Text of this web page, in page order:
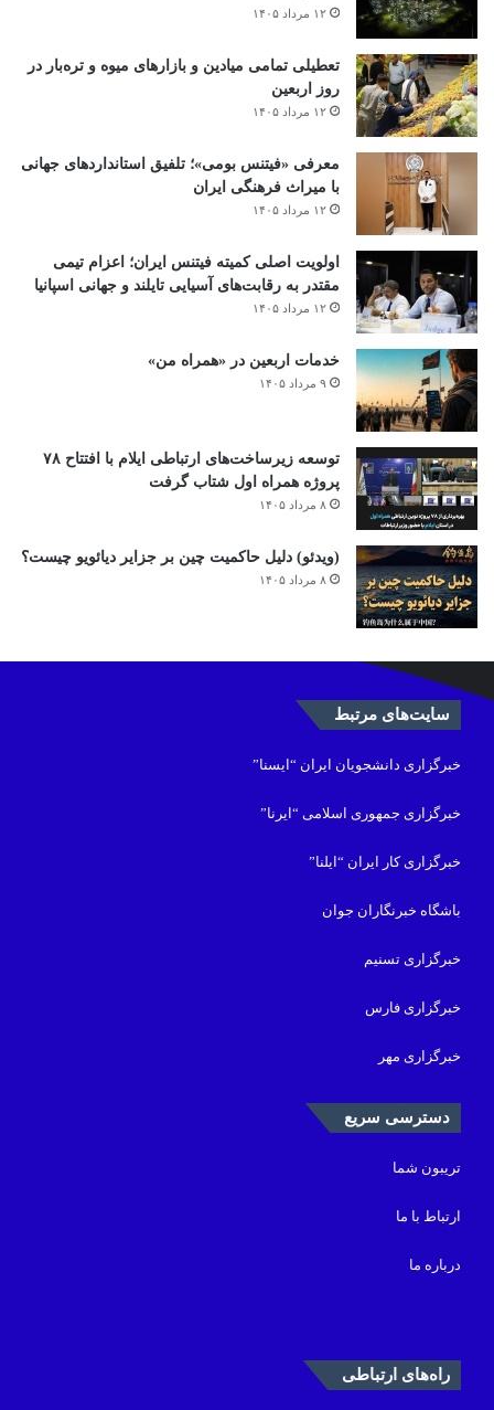
۱۲ مرداد ۱۴۰۵
تعطیلی تمامی میادین و بازارهای میوه و تره‌بار در
روز اربعین
۱۲ مرداد ۱۴۰۵
معرفی «فیتنس بومی»؛ تلفیق استانداردهای جهانی
با میراث فرهنگی ایران
۱۲ مرداد ۱۴۰۵
اولویت اصلی کمیته فیتنس ایران؛ اعزام تیمی
مقتدر به رقابت‌های آسیایی تایلند و جهانی اسپانیا
۱۲ مرداد ۱۴۰۵
خدمات اربعین در «همراه من»
۹ مرداد ۱۴۰۵
توسعه زیرساخت‌های ارتباطی ایلام با افتتاح ۷۸
پروژه همراه اول شتاب گرفت
۸ مرداد ۱۴۰۵
(ویدئو) دلیل حاکمیت چین بر جزایر دیائویو چیست؟
۸ مرداد ۱۴۰۵
سایت‌های مرتبط
خبرگزاری دانشجویان ایران “ایسنا”
خبرگزاری جمهوری اسلامی “ایرنا”
خبرگزاری کار ایران “ایلنا”
باشگاه خبرنگاران جوان
خبرگزاری تسنیم
خبرگزاری فارس
خبرگزاری مهر
دسترسی سریع
تریبون شما
ارتباط با ما
درباره ما
راه‌های ارتباطی